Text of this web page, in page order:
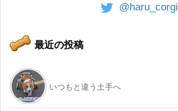
@haru_corgi
最近の投稿
いつもと違う土手へ